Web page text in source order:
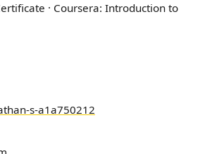
· Coursera: Introduction to
s-a1a750212